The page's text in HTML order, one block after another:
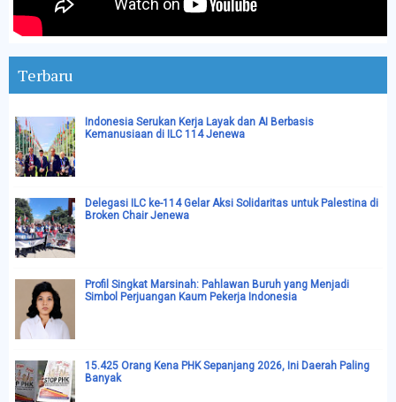
Terbaru
Indonesia Serukan Kerja Layak dan AI Berbasis
Kemanusiaan di ILC 114 Jenewa
Delegasi ILC ke-114 Gelar Aksi Solidaritas untuk Palestina di
Broken Chair Jenewa
Profil Singkat Marsinah: Pahlawan Buruh yang Menjadi
Simbol Perjuangan Kaum Pekerja Indonesia
15.425 Orang Kena PHK Sepanjang 2026, Ini Daerah Paling
Banyak